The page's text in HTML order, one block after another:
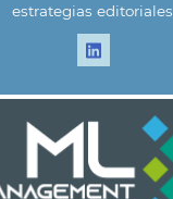
estrategias editoriales.